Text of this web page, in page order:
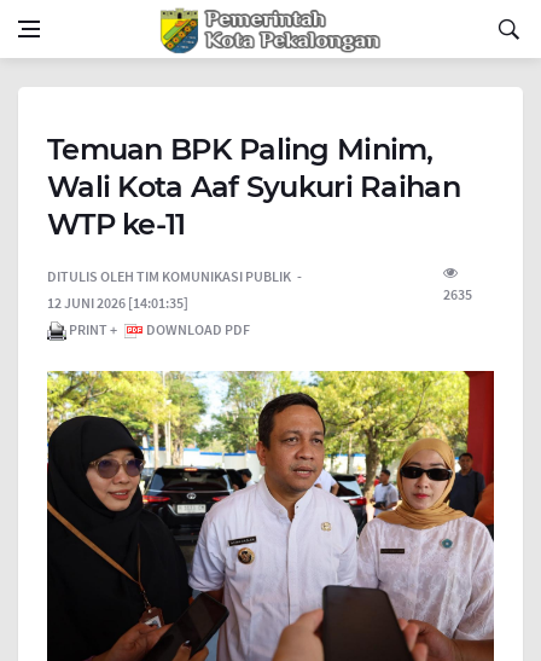
Temuan BPK Paling Minim,
Wali Kota Aaf Syukuri Raihan
WTP ke-11
DITULIS OLEH TIM KOMUNIKASI PUBLIK
12 JUNI 2026 [14:01:35]
2635
PRINT +
DOWNLOAD PDF